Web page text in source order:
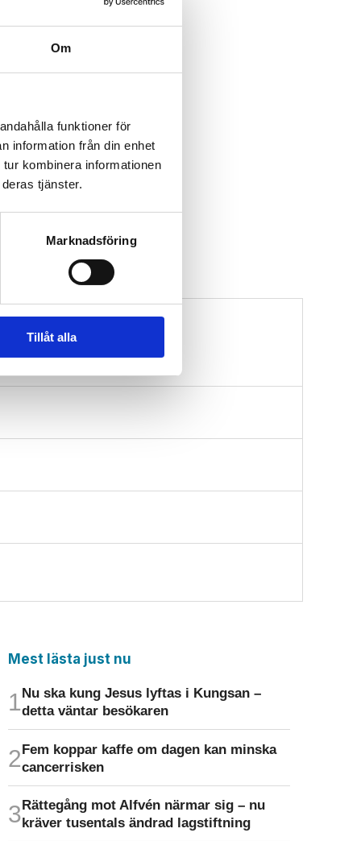
Om
funktioner för
information från din enhet
kombinera informationen
tjänster.
Marknadsföring
Tillåt alla
Mest lästa just nu
Nu ska kung Jesus lyftas i Kungsan –
detta väntar besökaren
Fem koppar kaffe om dagen kan minska
cancer­risken
Rättegång mot Alfvén närmar sig – nu
kräver tusentals ändrad lagstiftning